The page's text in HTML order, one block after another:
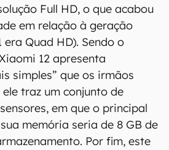
Full HD, o que acabou
em relação à geração
Quad HD). Sendo o
12 apresenta
simples” que os irmãos
traz um conjunto de
em que o principal
memória seria de 8 GB de
Por fim, este
não se responsabiliza
ou omissões, ou mesmo
com o uso dessas
são fornecidas
qualquer garantia de
variações ou em relação
com o uso dessas